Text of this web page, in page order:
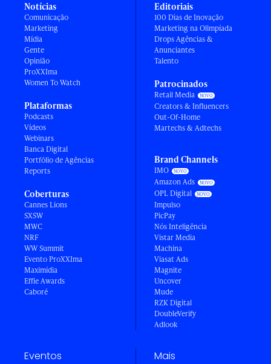
Notícias
Comunicação
Marketing
Mídia
Gente
Opinião
ProXXIma
Women To Watch
Plataformas
Podcasts
Vídeos
Webinars
Banca Digital
Portfólio de Agências
Reports
Coberturas
Cannes Lions
SXSW
MWC
NRF
WW Summit
Evento ProXXIma
Maximídia
Effie Awards
Caboré
Editoriais
100 Dias de Inovação
Marketing na Olimpíada
Drops Agências &
Anunciantes
Talento
Patrocinados
Retail Media
Creators & Influencers
Out-Of-Home
Martechs & Adtechs
Brand Channels
IMO
Amazon Ads
OPL Digital
Impulso
PicPay
Nós Inteligência
Vistar Media
Machina
Viasat Ads
Magnite
Uncover
Mude
RZK Digital
DoubleVerify
Adlook
Eventos Mais